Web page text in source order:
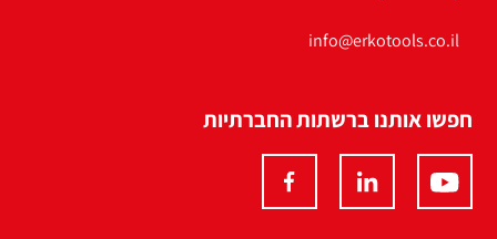
info@erkotools.co.il
חפשו אותנו ברשתות החברתיות